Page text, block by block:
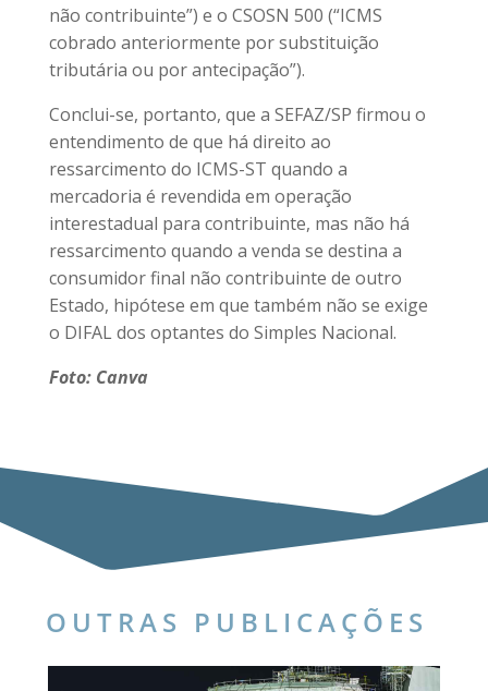
não contribuinte”) e o CSOSN 500 (“ICMS
cobrado anteriormente por substituição
tributária ou por antecipação”).
Conclui-se, portanto, que a SEFAZ/SP firmou o
entendimento de que há direito ao
ressarcimento do ICMS-ST quando a
mercadoria é revendida em operação
interestadual para contribuinte, mas não há
ressarcimento quando a venda se destina a
consumidor final não contribuinte de outro
Estado, hipótese em que também não se exige
o DIFAL dos optantes do Simples Nacional.
Foto: Canva
OUTRAS PUBLICAÇÕES